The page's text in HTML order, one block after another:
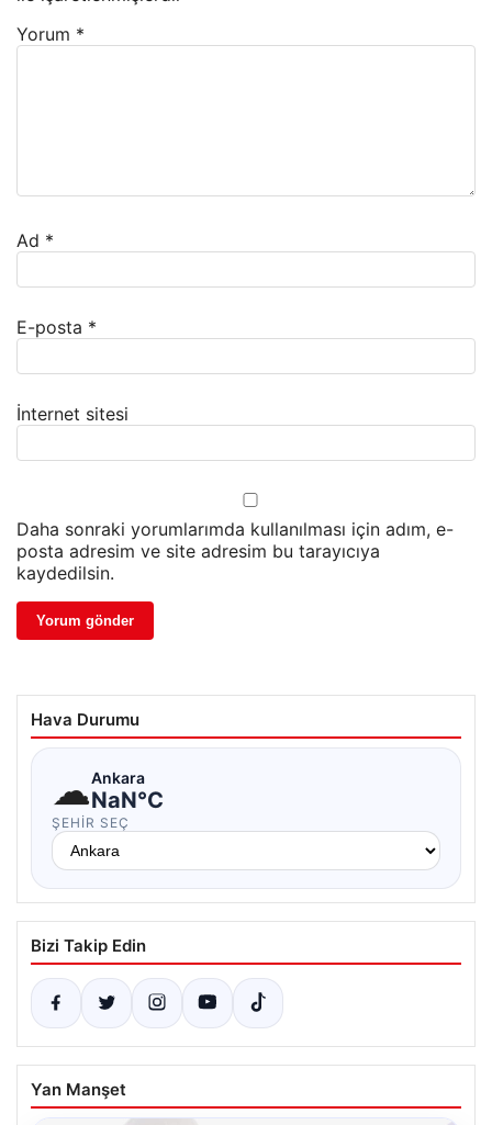
Yorum *
Ad *
E-posta *
İnternet sitesi
Daha sonraki yorumlarımda kullanılması için adım, e-
posta adresim ve site adresim bu tarayıcıya
kaydedilsin.
Hava Durumu
☁Ankara
NaN°C
ŞEHIR SEÇ
Bizi Takip Edin
Yan Manşet